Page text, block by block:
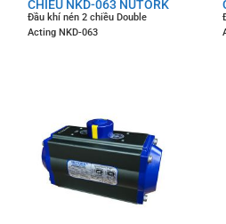
CHIỀU NKD-063 NUTORK
Đầu khí nén 2 chiều Double
Acting NKD-063